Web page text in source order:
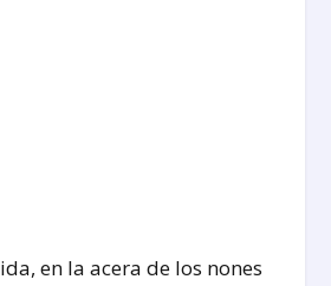
en la acera de los nones